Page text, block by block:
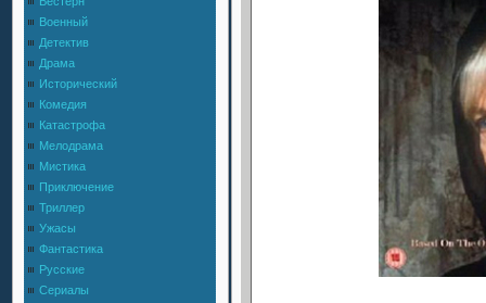
Военный
Детектив
Драма
Исторический
Комедия
Катастрофа
Мелодрама
Мистика
Приключение
Триллер
Ужасы
Фантастика
Русские
Сериалы